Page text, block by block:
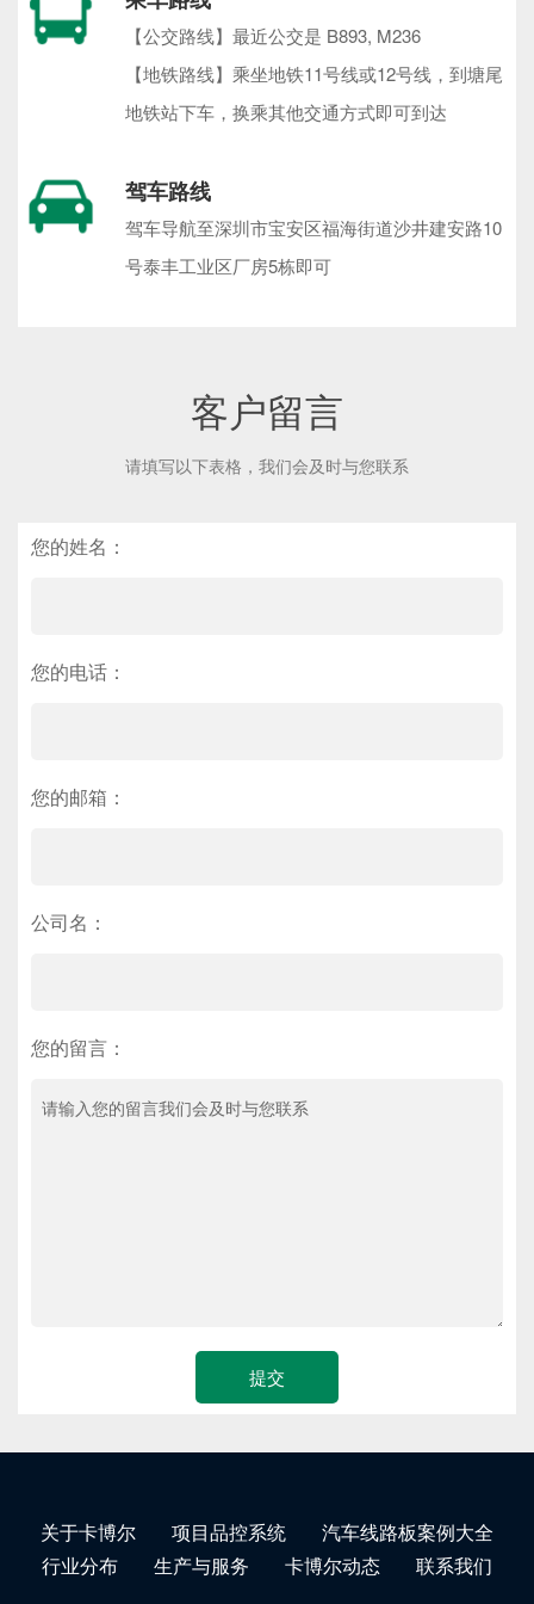
【公交路线】最近公交是 B893, M236
【地铁路线】乘坐地铁11号线或12号线，到塘尾
地铁站下车，换乘其他交通方式即可到达
驾车路线
驾车导航至深圳市宝安区福海街道沙井建安路10
号泰丰工业区厂房5栋即可
客户留言
请填写以下表格，我们会及时与您联系
您的姓名：
您的电话：
您的邮箱：
公司名：
您的留言：
关于卡博尔 项目品控系统
汽车线路板案例大全
行业分布
生产与服务 卡博尔动态 联系我们